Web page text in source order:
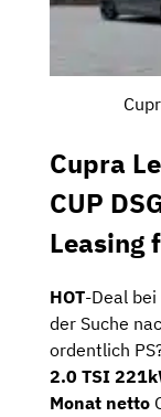
Cupra
CUP
Leasing
HOT-Deal bei
der Suche
ordentlich
2.0 TSI
Monat netto